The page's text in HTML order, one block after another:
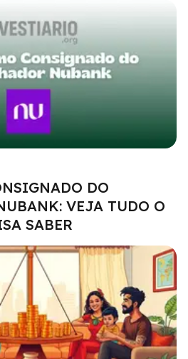
DO
VEJA TUDO O
SABER